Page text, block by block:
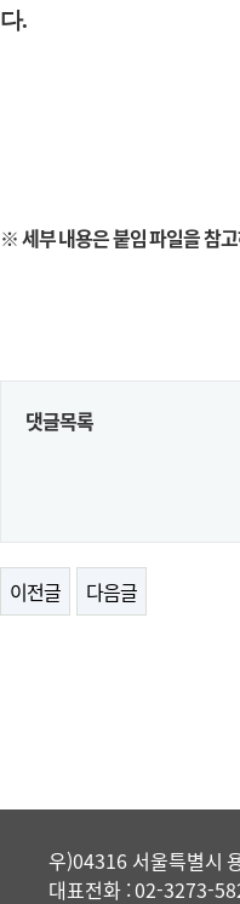
다.
※ 세부 내용은 붙임 파일을 참
댓글목록
이전글 다음글
우)04316 서울특별시
대표전화 : 02-3273-